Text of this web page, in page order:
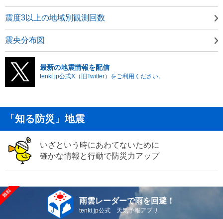
震度3以上の地域別観測回数
震央分布図
最新の地震情報を配信
tenki.jp公式X（旧Twitter）をご利用ください。
「知る防災」地震
いざという時にあわてないために
確かな情報と行動で防災力アップ
雨雲レーダーで雨を回避！
tenki.jp公式 天気予報アプリ